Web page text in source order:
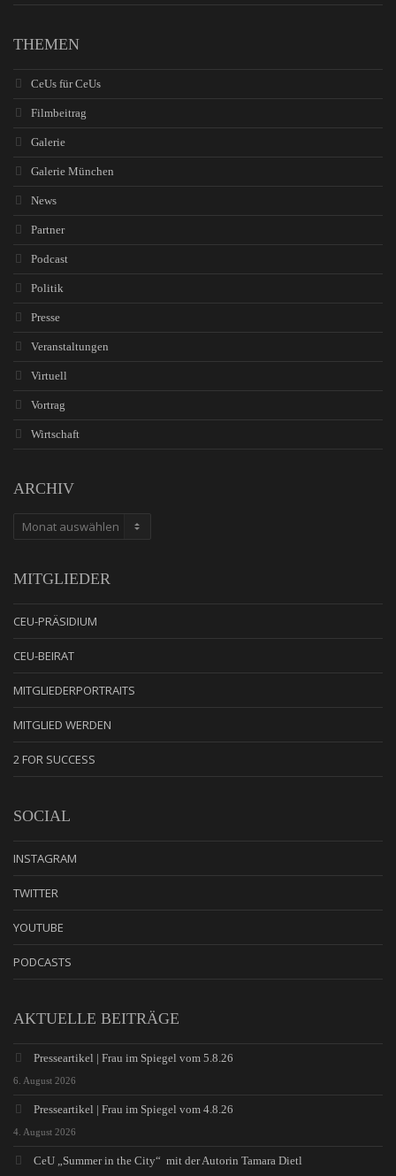
THEMEN
CeUs für CeUs
Filmbeitrag
Galerie
Galerie München
News
Partner
Podcast
Politik
Presse
Veranstaltungen
Virtuell
Vortrag
Wirtschaft
ARCHIV
ARCHIV
MITGLIEDER
CEU-PRÄSIDIUM
CEU-BEIRAT
MITGLIEDERPORTRAITS
MITGLIED WERDEN
2 FOR SUCCESS
SOCIAL
INSTAGRAM
TWITTER
YOUTUBE
PODCASTS
AKTUELLE BEITRÄGE
Presseartikel | Frau im Spiegel vom 5.8.26
6. August 2026
Presseartikel | Frau im Spiegel vom 4.8.26
4. August 2026
CeU „Summer in the City“ mit der Autorin Tamara Dietl